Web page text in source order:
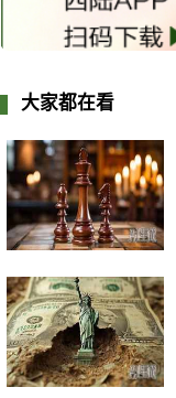
大家都在看